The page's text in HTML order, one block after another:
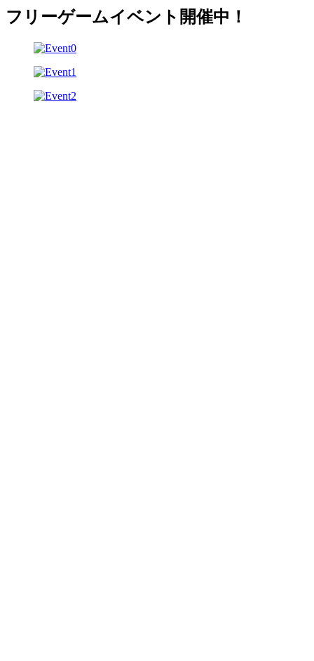
フリーゲームイベント開催中！